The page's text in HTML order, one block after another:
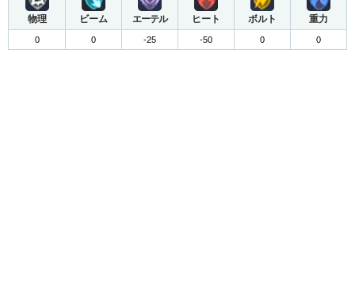
物理 ビーム エーテル ヒート ボルト 重力
0 0 -25 -50 0 0